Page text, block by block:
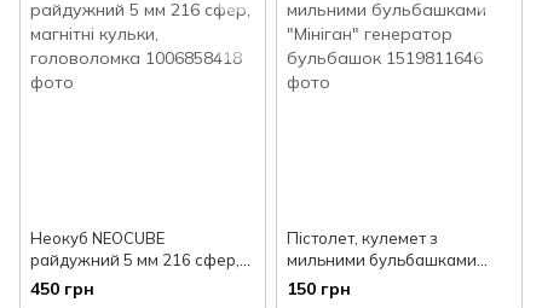
Неокуб NEOCUBE
райдужний 5 мм 216 сфер,
магнітні кульки,
головоломка
450 грн
Пістолет, кулемет з
мильними бульбашками
"Мініган" генератор
бульбашок
150 грн